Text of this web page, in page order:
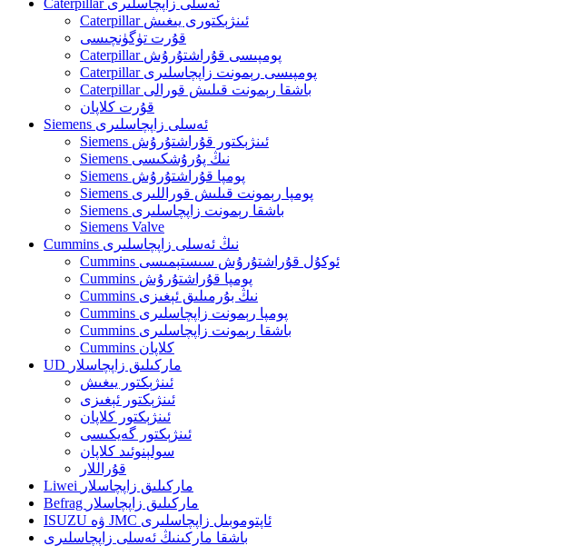
Caterpillar ئىنژېكتورى يىغىش
قۇرت تۈگۈنچىسى
Caterpillar پومپىسى قۇراشتۇرۇش
Caterpillar پومپىسى رېمونت زاپچاسلىرى
Caterpillar باشقا رېمونت قىلىش قورالى
قۇرت كلاپان
Siemens ئەسلى زاپچاسلىرى
Siemens ئىنژېكتور قۇراشتۇرۇش
Siemens نىڭ پۇرۇشكىسى
Siemens پومپا قۇراشتۇرۇش
Siemens پومپا رېمونت قىلىش قوراللىرى
Siemens باشقا رېمونت زاپچاسلىرى
Siemens Valve
Cummins نىڭ ئەسلى زاپچاسلىرى
Cummins ئوكۇل قۇراشتۇرۇش سىستېمىسى
Cummins پومپا قۇراشتۇرۇش
Cummins نىڭ بۇرمىلىق ئېغىزى
Cummins پومپا رېمونت زاپچاسلىرى
Cummins باشقا رېمونت زاپچاسلىرى
Cummins كلاپان
UD ماركىلىق زاپچاسلار
ئىنژېكتور يىغىش
ئىنژېكتور ئېغىزى
ئىنژېكتور كلاپان
ئىنژېكتور گەيكىسى
سولېنوئىد كلاپان
قۇراللار
Liwei ماركىلىق زاپچاسلار
Befrag ماركىلىق زاپچاسلار
ISUZU ۋە JMC ئاپتوموبىل زاپچاسلىرى
باشقا ماركىنىڭ ئەسلى زاپچاسلىرى